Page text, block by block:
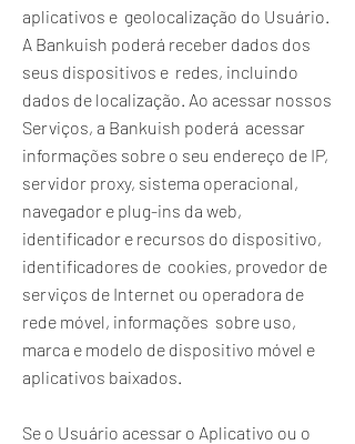
aplicativos e geolocalização do Usuário.
A Bankuish poderá receber dados dos
seus dispositivos e redes, incluindo
dados de localização. Ao acessar nossos
Serviços, a Bankuish poderá acessar
informações sobre o seu endereço de IP,
servidor proxy, sistema operacional,
navegador e plug-ins da web,
identificador e recursos do dispositivo,
identificadores de cookies, provedor de
serviços de Internet ou operadora de
rede móvel, informações sobre uso,
marca e modelo de dispositivo móvel e
aplicativos baixados.
Se o Usuário acessar o Aplicativo ou o